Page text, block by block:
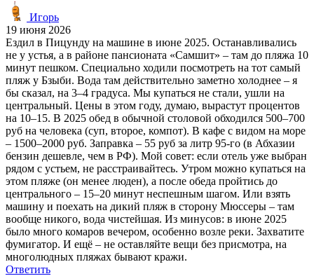
Игорь
19 июня 2026
Ездил в Пицунду на машине в июне 2025. Останавливались
не у устья, а в районе пансионата «Самшит» – там до пляжа 10
минут пешком. Специально ходили посмотреть на тот самый
пляж у Бзыби. Вода там действительно заметно холоднее – я
бы сказал, на 3–4 градуса. Мы купаться не стали, ушли на
центральный. Цены в этом году, думаю, вырастут процентов
на 10–15. В 2025 обед в обычной столовой обходился 500–700
руб на человека (суп, второе, компот). В кафе с видом на море
– 1500–2000 руб. Заправка – 55 руб за литр 95-го (в Абхазии
бензин дешевле, чем в РФ). Мой совет: если отель уже выбран
рядом с устьем, не расстраивайтесь. Утром можно купаться на
этом пляже (он менее люден), а после обеда пройтись до
центрального – 15–20 минут неспешным шагом. Или взять
машину и поехать на дикий пляж в сторону Мюссеры – там
вообще никого, вода чистейшая. Из минусов: в июне 2025
было много комаров вечером, особенно возле реки. Захватите
фумигатор. И ещё – не оставляйте вещи без присмотра, на
многолюдных пляжах бывают кражи.
Ответить